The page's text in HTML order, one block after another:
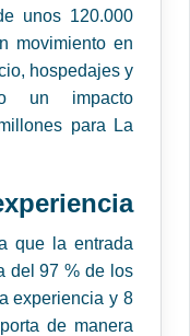
unos 120.000
movimiento en
hospedajes y
un impacto
para La
que la entrada
del 97 % de los
experiencia y 8
de manera